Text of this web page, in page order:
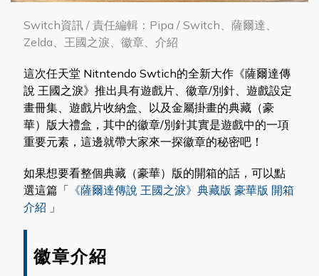
Switch資訊 / 責任編輯：Pipa / Switch、薩爾達、
Zelda、王國之淚、徽章、介紹
這次任天堂 Nitntendo Swtich的全新大作《薩爾達傳
說 王國之淚》推出具有遊戲片、徽章/別針、遊戲設定
畫冊集、遊戲片收納盒、以及金屬掛畫的典藏（豪
華）版大禮盒，其中的徽章/別針其實是遊戲中的一項
重要元素，這邊就帶大家來一探徽章的秘密吧！
如果想要看整個典藏（豪華）版的開箱的話，可以點
選這篇「 《薩爾達傳說 王國之淚》典藏版 豪華版 開箱
介紹 」
徽章介紹